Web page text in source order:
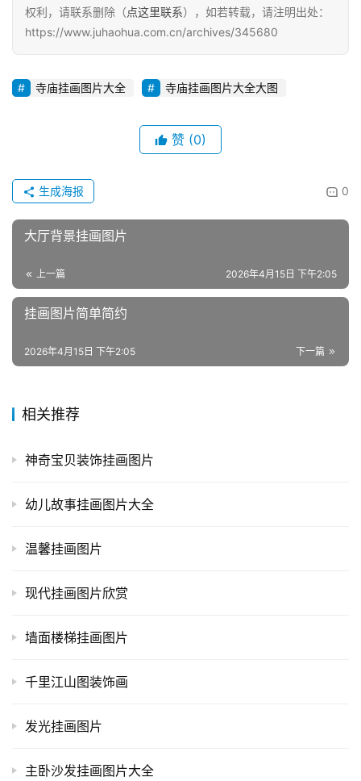
权利，请联系删除（点这里联系），如若转载，请注明出处：
https://www.juhaohua.com.cn/archives/345680
寺庙挂画图片大全 寺庙挂画图片大全大图
赞 (0)
0
生成海报
大厅背景挂画图片
上一篇 2026年4月15日 下午2:05
挂画图片简单简约
下一篇
2026年4月15日 下午2:05
相关推荐
神奇宝贝装饰挂画图片
幼儿故事挂画图片大全
温馨挂画图片
现代挂画图片欣赏
墙面楼梯挂画图片
千里江山图装饰画
发光挂画图片
主卧沙发挂画图片大全